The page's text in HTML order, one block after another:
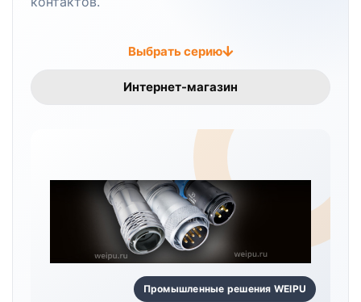
Выбрать серию
Интернет-магазин
Промышленные решения WEIPU